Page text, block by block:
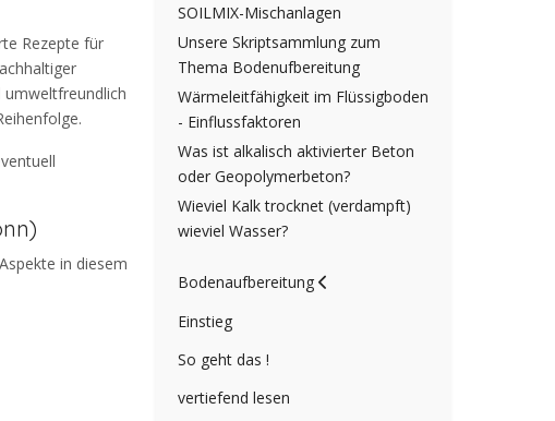
Rezepte für
in diesem
SOILMIX-Mischanlagen
Unsere Skriptsammlung zum
Thema Bodenufbereitung
Wärmeleitfähigkeit im Flüssigboden
- Einflussfaktoren
Was ist alkalisch aktivierter Beton
oder Geopolymerbeton?
Wieviel Kalk trocknet (verdampft)
wieviel Wasser?
Bodenaufbereitung
Einstieg
So geht das !
vertiefend lesen